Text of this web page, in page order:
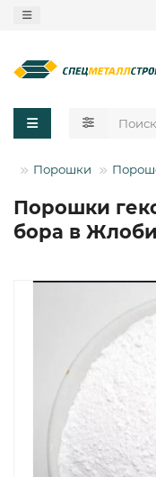
Порошки
Порошки
бора в